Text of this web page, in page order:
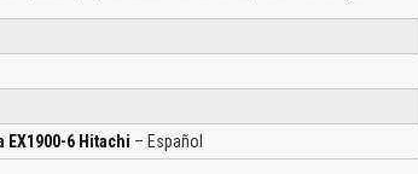
EX1900-6 Hitachi – Español